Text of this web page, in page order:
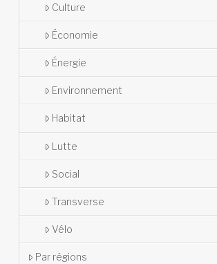
Culture
Économie
Énergie
Environnement
Habitat
Lutte
Social
Transverse
Vélo
Par régions